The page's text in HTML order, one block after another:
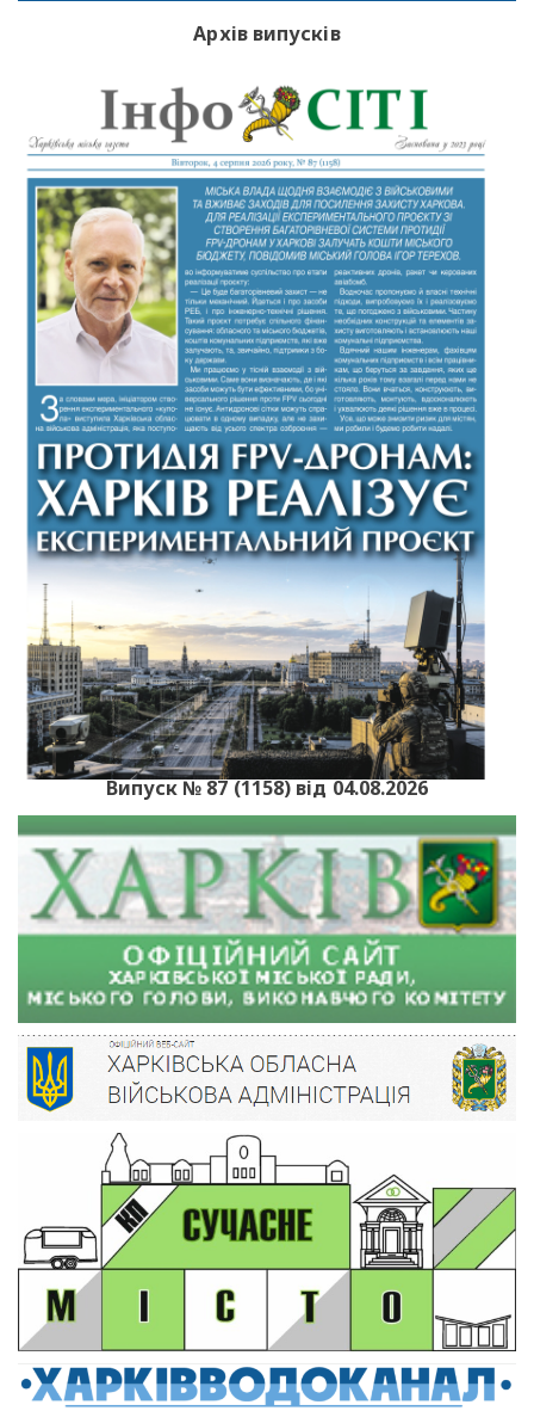
Архів випусків
Випуск № 87 (1158) від 04.08.2026